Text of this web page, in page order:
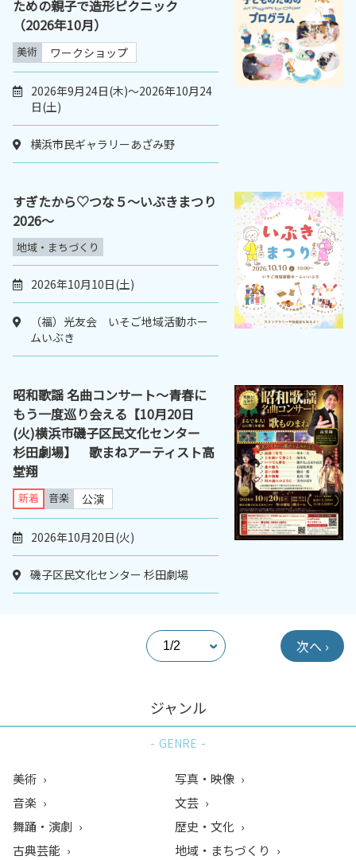
ための親子で造形ピクニック
（2026年10月）
美術 ワークショップ
2026年9月24日(木)～2026年10月24
日(土)
横浜市民ギャラリーあざみ野
すぎたから♡つな５～いぶきまつり
2026～
地域・まちづくり
2026年10月10日(土)
（福）光友会 いそご地域活動ホー
ムいぶき
昭和歌謡 名曲コンサート～青春に
もう一度巡り会える【10月20日
(火)横浜市磯子区民文化センター
杉田劇場】 歌まねアーティスト高
堂翔
新着 音楽 公演
2026年10月20日(火)
磯子区民文化センター 杉田劇場
次へ ›
ジャンル
GENRE
美術
音楽
舞踊・演劇
古典芸能
写真・映像
文芸
歴史・文化
地域・まちづくり